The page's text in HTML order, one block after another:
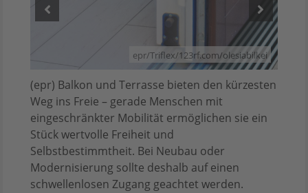
epr/Triflex/123rf.com/olesiabilkei
(epr) Balkon und Terrasse bieten den kürzesten
Weg ins Freie – gerade Menschen mit
eingeschränkter Mobilität ermöglichen sie ein
Stück wertvolle Freiheit und
Selbstbestimmtheit. Bei Neubau oder
Modernisierung sollte deshalb auf einen
schwellenlosen Zugang geachtet werden.